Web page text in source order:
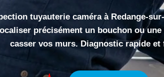
tuyauterie caméra à Redange-
précisément un bouchon ou
casser vos murs. Diagnostic rapide et